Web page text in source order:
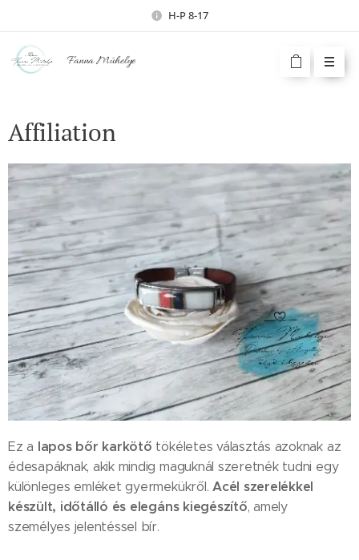
H-P 8-17
Fanna Műhelye
Affiliation
Ez a lapos bőr karkötő tökéletes választás azoknak az
édesapáknak, akik mindig maguknál szeretnék tudni egy
különleges emléket gyermekükről.Acél szerelékkel
készült, időtálló és elegáns kiegészítő, amely
személyes jelentéssel bír.